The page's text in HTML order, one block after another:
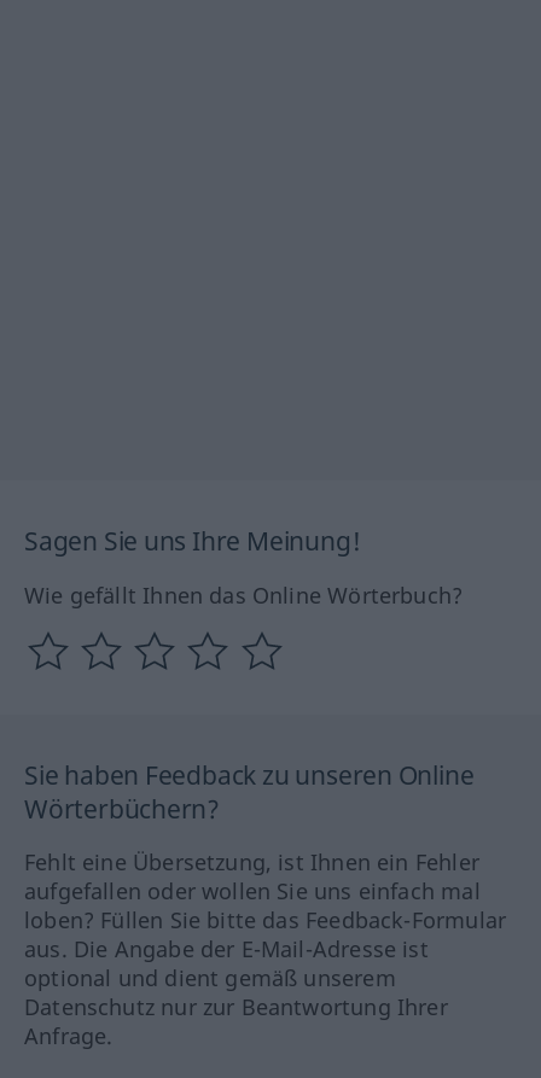
Sagen Sie uns Ihre Meinung!
Wie gefällt Ihnen das Online Wörterbuch?
Sie haben Feedback zu unseren Online
Wörterbüchern?
Fehlt eine Übersetzung, ist Ihnen ein Fehler
aufgefallen oder wollen Sie uns einfach mal
loben? Füllen Sie bitte das Feedback-Formular
aus. Die Angabe der E-Mail-Adresse ist
optional und dient gemäß unserem
Datenschutz nur zur Beantwortung Ihrer
Anfrage.